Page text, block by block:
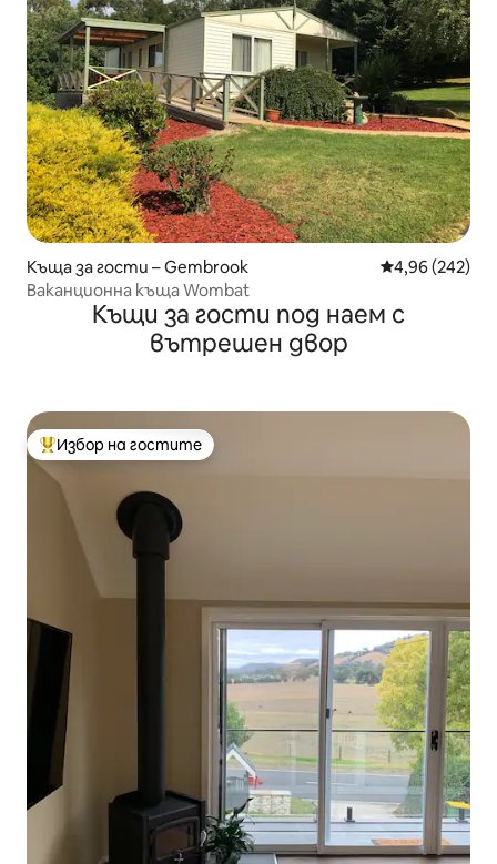
Къща за гости – Gembrook Средна
4,96 (242)
Ваканционна къща Wombat
Къщи за гости под наем с
вътрешен двор
Най-популярен избор на гостите
Избор на гостите